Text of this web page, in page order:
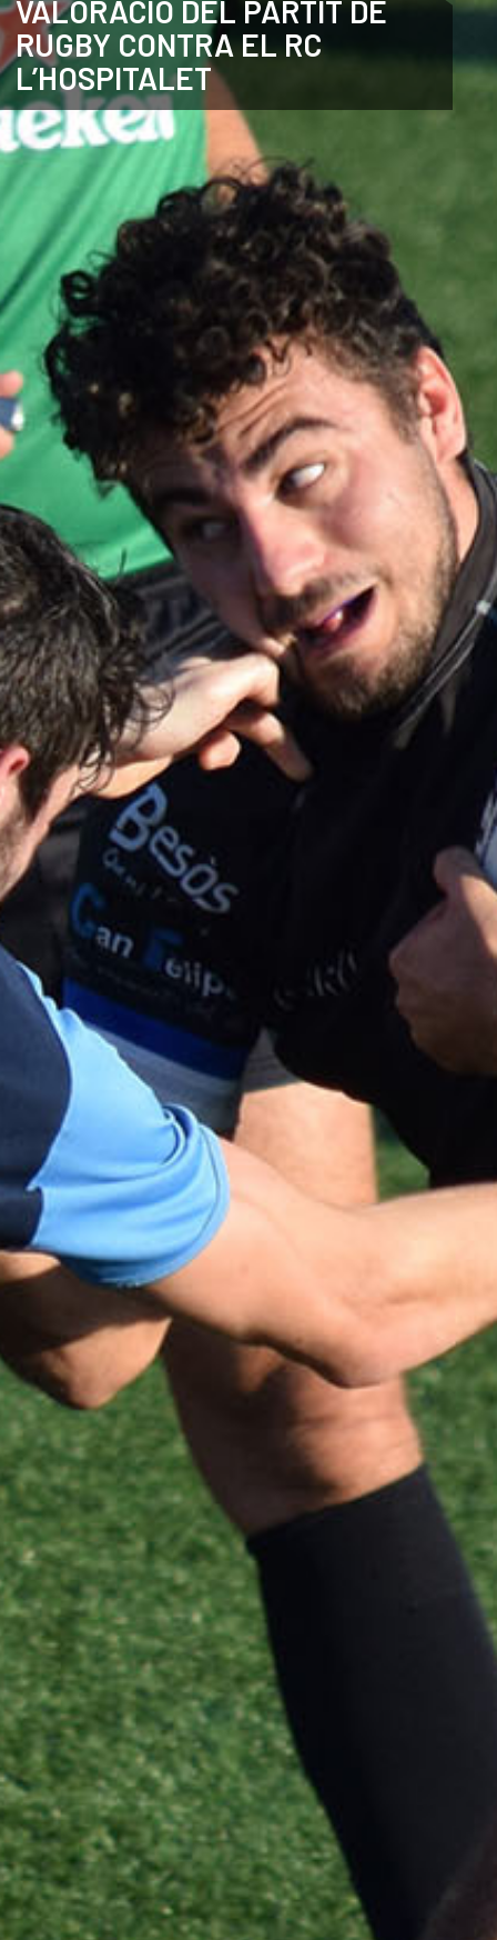
ANGLÈS
VALORACIÓ DEL PARTIT DE
RUGBY CONTRA EL RC
L’HOSPITALET